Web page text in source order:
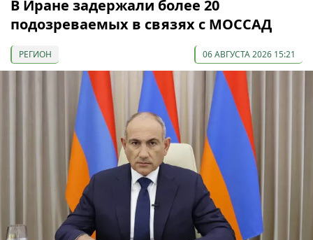
В Иране задержали более 20
подозреваемых в связях с МОССАД
РЕГИОН 06 АВГУСТА 2026 15:21